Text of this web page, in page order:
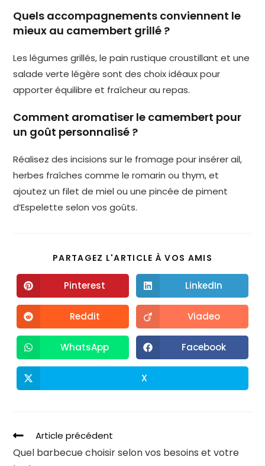
Quels accompagnements conviennent le
mieux au camembert grillé ?
Les légumes grillés, le pain rustique croustillant et une
salade verte légère sont des choix idéaux pour
apporter équilibre et fraîcheur au repas.
Comment aromatiser le camembert pour
un goût personnalisé ?
Réalisez des incisions sur le fromage pour insérer ail,
herbes fraîches comme le romarin ou thym, et
ajoutez un filet de miel ou une pincée de piment
d’Espelette selon vos goûts.
PARTAGEZ L'ARTICLE À VOS AMIS
Pinterest LinkedIn
Reddit Viadeo
WhatsApp Facebook
X
Article précédent
Quel barbecue choisir selon vos besoins et votre